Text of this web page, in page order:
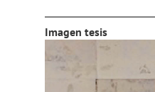
Imagen tesis